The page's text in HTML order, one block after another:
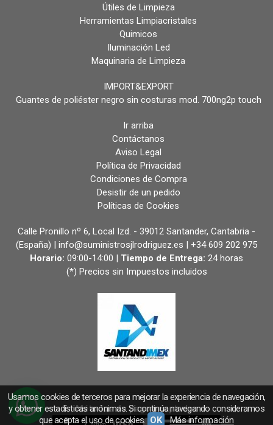
Útiles de Limpieza
Herramientas Limpiacristales
Quimicos
Iluminación Led
Maquinaria de Limpieza
IMPORT&EXPORT
Guantes de poliéster negro sin costuras mod. 700ng2p touch
Ir arriba
Contáctanos
Aviso Legal
Política de Privacidad
Condiciones de Compra
Desistir de un pedido
Políticas de Cookies
Calle Pronillo nº 6, Local Izd. - 39012 Santander, Cantabria -
(España) | info@suministrosjlrodriguez.es | +34 609 202 975
Horario: 09:00-14:00 | Tiempo de Entrega: 24 horas
(*) Precios sin Impuestos incluidos
Métodos de pago aceptados
Usamos cookies de terceros para mejorar la experiencia de navegación,
y obtener estadísticas anónimas. Si continúa navegando consideramos
que acepta el uso de cookies. OK Más información